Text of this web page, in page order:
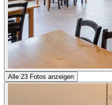
Alle 23 Fotos anzeigen